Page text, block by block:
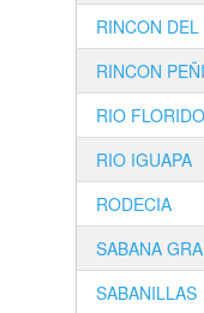
RINCON
RINCON
RIO FLORIDO
RIO IGUAPA
RODECIA
SABANA
SABANILLAS